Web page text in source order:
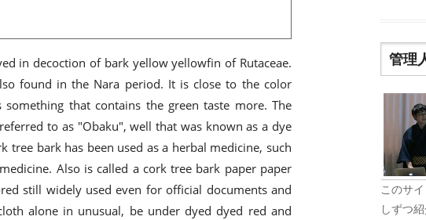
in decoction of bark yellow yellowfin of Rutaceae.
found in the Nara period. It is close to the color
that contains the green taste more. The
to as "Obaku", well that was known as a dye
tree bark has been used as a herbal medicine, such
Also is called a cork tree bark paper paper
still widely used even for official documents and
alone in unusual, be under dyed dyed red and
管理
このサ
しずつ